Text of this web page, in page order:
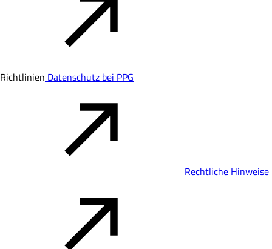
Richtlinien Datenschutz bei PPG
Rechtliche Hinweise